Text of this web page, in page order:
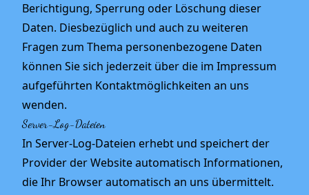
Berichtigung, Sperrung oder Löschung dieser
Daten. Diesbezüglich und auch zu weiteren
Fragen zum Thema personenbezogene Daten
können Sie sich jederzeit über die im Impressum
aufgeführten Kontaktmöglichkeiten an uns
wenden.
Server-Log-Dateien
In Server-Log-Dateien erhebt und speichert der
Provider der Website automatisch Informationen,
die Ihr Browser automatisch an uns übermittelt.